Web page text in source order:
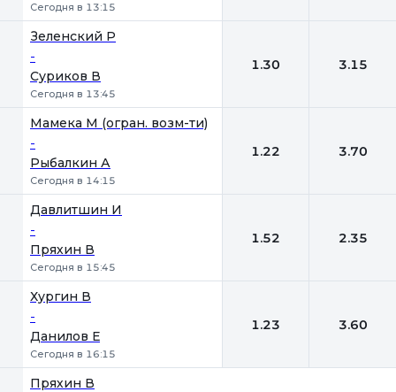
Сегодня в 13:15
Зеленский Р
-
Суриков В
Сегодня в 13:45
1.30 3.15
Мамека М (огран. возм-ти)
-
Рыбалкин А
Сегодня в 14:15
1.22 3.70
Давлитшин И
-
Пряхин В
Сегодня в 15:45
1.52 2.35
Хургин В
-
Данилов Е
Сегодня в 16:15
1.23 3.60
Пряхин В